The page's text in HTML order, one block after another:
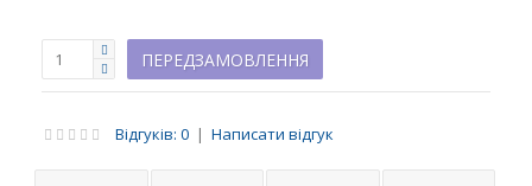
Відгуків: 0 | Написати відгук